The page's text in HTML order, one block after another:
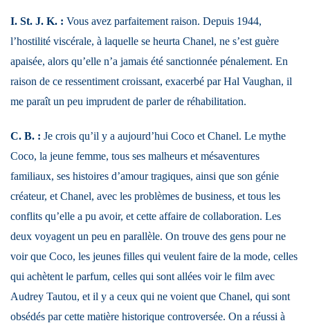
I. St. J. K. : Vous avez parfaitement raison. Depuis 1944,
l’hostilité viscérale, à laquelle se heurta Chanel, ne s’est guère
apaisée, alors qu’elle n’a jamais été sanctionnée pénalement. En
raison de ce ressentiment croissant, exacerbé par Hal Vaughan, il
me paraît un peu imprudent de parler de réhabilitation.
C. B. : Je crois qu’il y a aujourd’hui Coco et Chanel. Le mythe
Coco, la jeune femme, tous ses malheurs et mésaventures
familiaux, ses histoires d’amour tragiques, ainsi que son génie
créateur, et Chanel, avec les problèmes de business, et tous les
conflits qu’elle a pu avoir, et cette affaire de collaboration. Les
deux voyagent un peu en parallèle. On trouve des gens pour ne
voir que Coco, les jeunes filles qui veulent faire de la mode, celles
qui achètent le parfum, celles qui sont allées voir le film avec
Audrey Tautou, et il y a ceux qui ne voient que Chanel, qui sont
obsédés par cette matière historique controversée. On a réussi à